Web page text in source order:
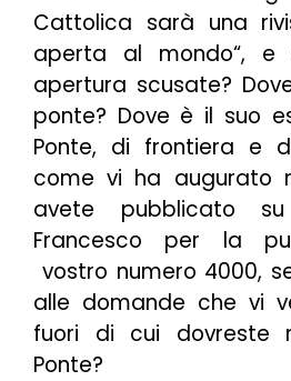
Cattolica sarà una
aperta al mondo“, e
apertura scusate?
ponte? Dove è il suo
Ponte, di frontiera e
come vi ha augurato
avete pubblicato
Francesco per la
vostro numero 4000,
alle domande che vi
fuori di cui dovreste
Ponte?